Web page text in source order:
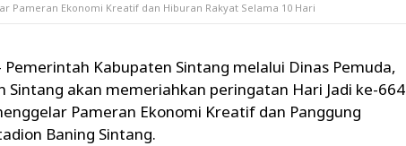
Pameran Ekonomi Kreatif dan Hiburan Rakyat Selama 10 Hari
Kabupaten Sintang melalui Dinas Pemuda,
Sintang akan memeriahkan peringatan Hari Jadi ke-664
Pameran Ekonomi Kreatif dan Panggung
Baning Sintang.